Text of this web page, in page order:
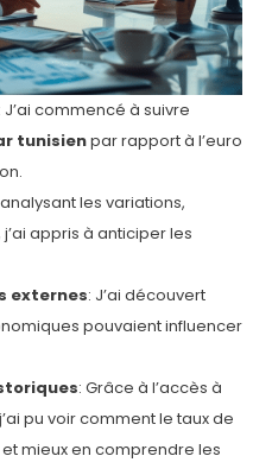
: J’ai commencé à suivre
tunisienpar rapport à l’euro
analysant les variations,
appris à anticiper les
externes: J’ai découvert
pouvaient influencer
: Grâce à l’accès à
pu voir comment le taux de
mieux en comprendre les